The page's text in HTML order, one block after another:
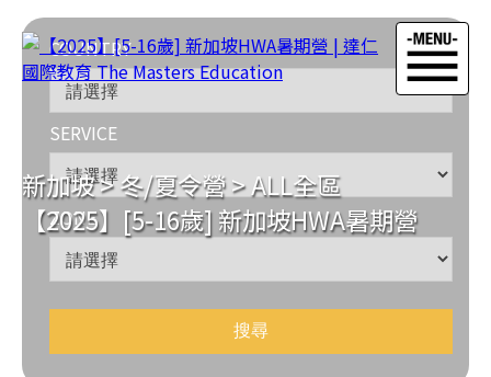
新加坡>冬/夏令營>ALL全區
【2025】[5-16歲] 新加坡HWA暑期營
COUNTRY
SERVICE
ZONE